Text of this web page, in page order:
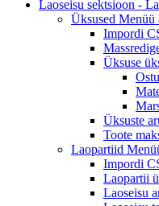
Laoseisu sektsioon -
Üksused Menüü
Impordi
Üksuse
Üksuste
Toote
Laopartiid
Impordi
Laopartii
Laoseisu